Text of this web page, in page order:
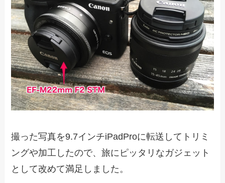
撮った写真を9.7インチiPadProに転送してトリミ
ングや加工したので、旅にピッタリなガジェット
として改めて満足しました。